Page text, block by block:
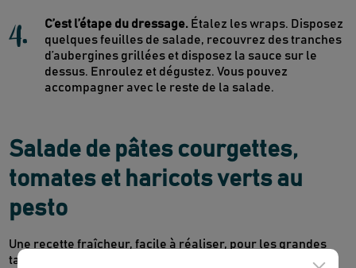
4. C’est l’étape du dressage. Étalez les wraps. Disposez
quelques feuilles de salade, recouvrez des tranches
d’aubergines grillées et disposez la sauce sur le
dessus. Enroulez et dégustez. Vous pouvez
accompagner avec le reste de la salade.
Salade de pâtes courgettes,
tomates et haricots verts au
pesto
Une recette fraîcheur, facile à réaliser, pour les grandes
tablées de l'été….